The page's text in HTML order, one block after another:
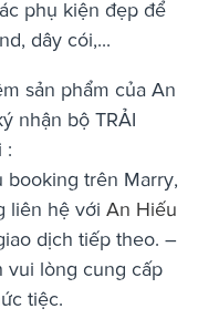
phụ kiện đẹp để
dây cói,...
sản phẩm của An
nhận bộ TRẢI
:
trên Marry,
liên hệ với An Hiếu
dịch tiếp theo. –
vui lòng cung cấp
tiệc.